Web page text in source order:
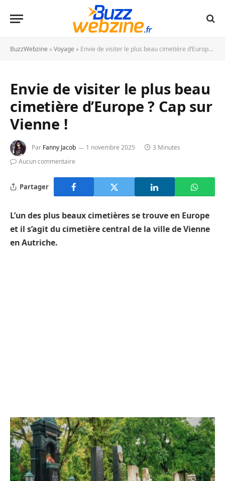
BuzzWebzine »Voyage » Envie de visiter le plus beau cimetière d’Europe ? Cap sur Vienne !
Envie de visiter le plus beau
cimetière d’Europe ? Cap sur
Vienne !
Par Fanny Jacob 1 novembre 2025
3 Minutes
Aucun commentaire
Partager
L’un des plus beaux cimetières se trouve en Europe
et il s’agit du cimetière central de la ville de Vienne
en Autriche.